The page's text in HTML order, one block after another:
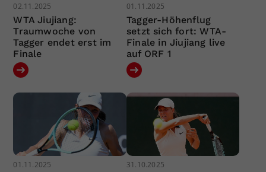
02.11.2025
WTA Jiujiang:
Traumwoche von
Tagger endet erst im
Finale
01.11.2025
Tagger-Höhenflug
setzt sich fort: WTA-
Finale in Jiujiang live
auf ORF 1
01.11.2025 31.10.2025